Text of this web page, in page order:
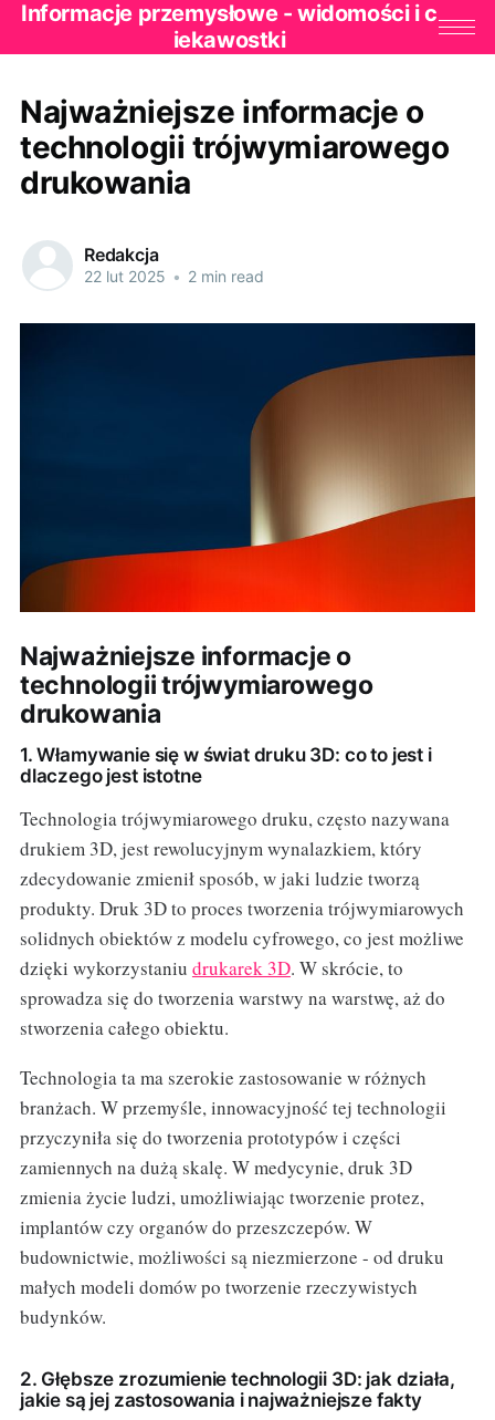
Informacje przemysłowe - widomości i c
iekawostki
Najważniejsze informacje o
technologii trójwymiarowego
drukowania
Redakcja
22 lut 2025 • 2 min read
Najważniejsze informacje o
technologii trójwymiarowego
drukowania
1. Włamywanie się w świat druku 3D: co to jest i
dlaczego jest istotne
Technologia trójwymiarowego druku, często nazywana
drukiem 3D, jest rewolucyjnym wynalazkiem, który
zdecydowanie zmienił sposób, w jaki ludzie tworzą
produkty. Druk 3D to proces tworzenia trójwymiarowych
solidnych obiektów z modelu cyfrowego, co jest możliwe
dzięki wykorzystaniu drukarek 3D. W skrócie, to
sprowadza się do tworzenia warstwy na warstwę, aż do
stworzenia całego obiektu.
Technologia ta ma szerokie zastosowanie w różnych
branżach. W przemyśle, innowacyjność tej technologii
przyczyniła się do tworzenia prototypów i części
zamiennych na dużą skalę. W medycynie, druk 3D
zmienia życie ludzi, umożliwiając tworzenie protez,
implantów czy organów do przeszczepów. W
budownictwie, możliwości są niezmierzone - od druku
małych modeli domów po tworzenie rzeczywistych
budynków.
2. Głębsze zrozumienie technologii 3D: jak działa,
jakie są jej zastosowania i najważniejsze fakty